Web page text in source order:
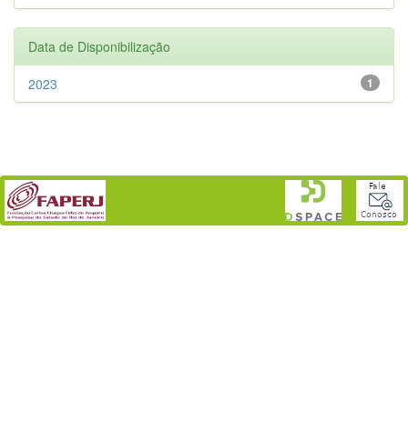
Data de Disponibilização
1
2023